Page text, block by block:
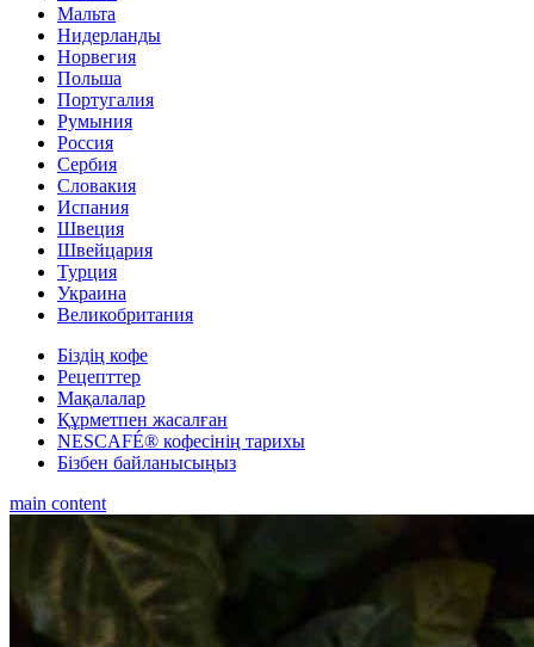
Мальта
Нидерланды
Норвегия
Польша
Португалия
Румыния
Россия
Сербия
Словакия
Испания
Швеция
Швейцария
Турция
Украина
Великобритания
Біздің кофе
Рецепттер
Мақалалар
Құрметпен жасалған
NESCAFÉ® кофесінің тарихы
Бізбен байланысыңыз
main content